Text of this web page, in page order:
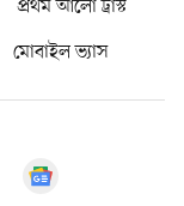
প্রথম আলো ট্রাস্ট
মোবাইল ভ্যাস